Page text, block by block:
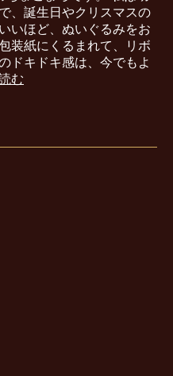
、誕生日やクリスマスの
いほど、ぬいぐるみをお
装紙にくるまれて、リボ
ドキドキ感は、今でもよ
む